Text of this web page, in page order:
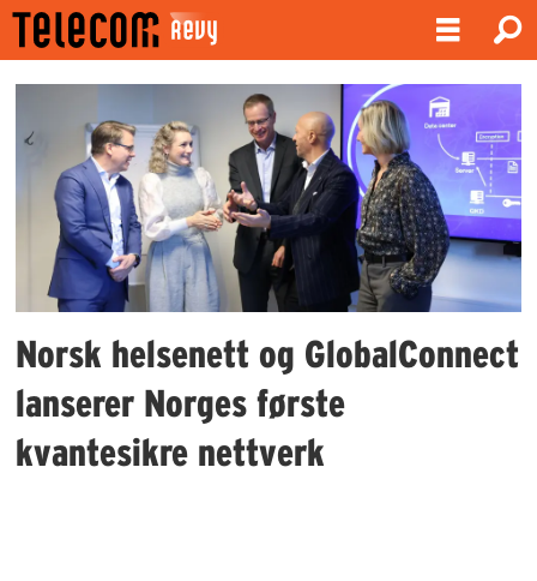
Emne:
kvantesikring
Norsk helsenett og GlobalConnect
lanserer Norges første
kvantesikre nettverk